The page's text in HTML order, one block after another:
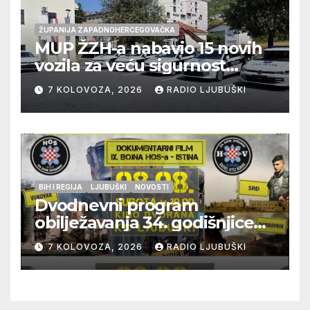
ŽUPANIJA ZAPADNOHERCEGOVAČKA
MUP ŽZH-a nabavio 15 novih
vozila za veću sigurnost
građana i učinkovitiji rad
policije
7 KOLOVOZA, 2026 RADIO LJUBUŠKI
BIH I REGIJA LJUBUŠKI NOVOSTI
Dvodnevni program
obilježavanja 34. godišnjice
pogibije generala Blaža
Kraljevića i osmorice
pripadnika HOS-a
7 KOLOVOZA, 2026 RADIO LJUBUŠKI